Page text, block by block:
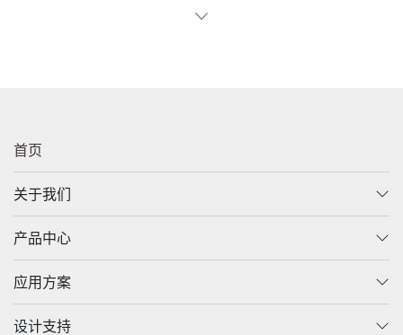
首页
关于我们
产品中心
应用方案
设计支持